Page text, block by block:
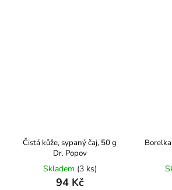
Čistá kůže, sypaný čaj, 50 g
Dr. Popov
Skladem (3 ks)
94 Kč